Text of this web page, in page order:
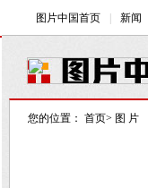
您的位置： 首页> 图 片